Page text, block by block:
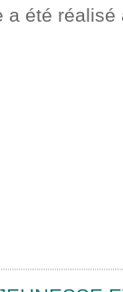
a été réalisé